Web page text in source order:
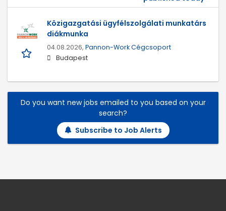
Közigazgatási ügyfélszolgálati munkatárs
diákmunka
04.08.2026, Pannon-Work Cégcsoport
Budapest
Do you want new jobs emailed to you based on your
search?
Subscribe to Job Alerts